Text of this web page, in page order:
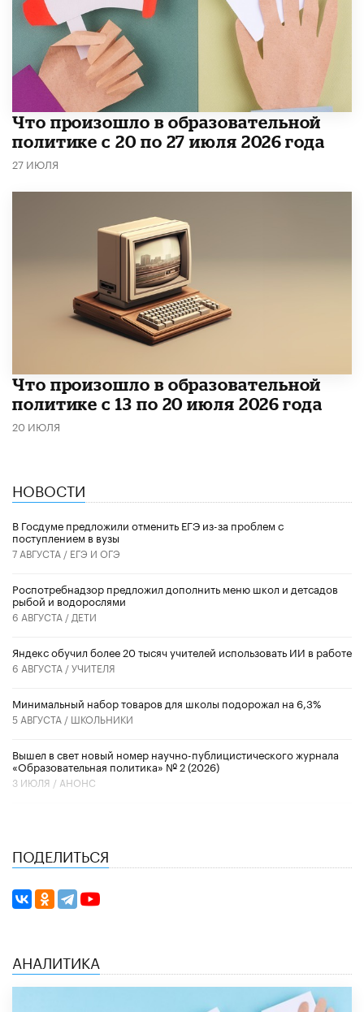
​Что произошло в образовательной
политике с 20 по 27 июля 2026 года
27 ИЮЛЯ
Что произошло в образовательной
политике с 13 по 20 июля 2026 года
20 ИЮЛЯ
НОВОСТИ
В Госдуме предложили отменить ЕГЭ из-за проблем с
поступлением в вузы
7 АВГУСТА / ЕГЭ И ОГЭ
Роспотребнадзор предложил дополнить меню школ и детсадов
рыбой и водорослями
6 АВГУСТА / ДЕТИ
​Яндекс обучил более 20 тысяч учителей использовать ИИ в работе
6 АВГУСТА /УЧИТЕЛЯ
Минимальный набор товаров для школы подорожал на 6,3%
5 АВГУСТА / ШКОЛЬНИКИ
Вышел в свет новый номер научно-публицистического журнала
«Образовательная политика» № 2 (2026)
3 ИЮЛЯ / АНОНС
ПОДЕЛИТЬСЯ
АНАЛИТИКА